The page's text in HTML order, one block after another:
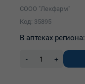
СООО "Лекфарм"
Код: 35895
В аптеках региона:
- +